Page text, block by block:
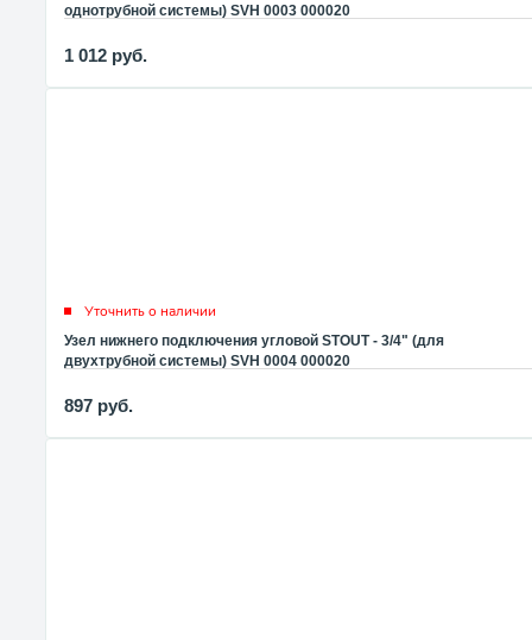
однотрубной системы) SVH 0003 000020
1 012 руб.
Уточнить о наличии
Узел нижнего подключения угловой STOUT - 3/4" (для
двухтрубной системы) SVH 0004 000020
897 руб.